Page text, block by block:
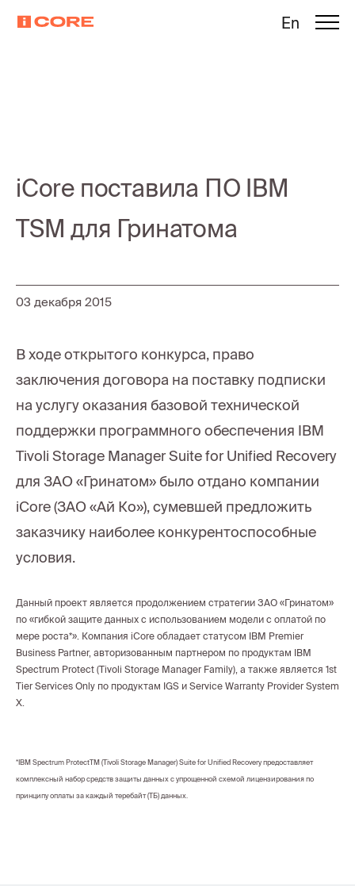
En
iCore поставила ПО IBM
TSM для Гринатома
03 декабря 2015
В ходе открытого конкурса, право
заключения договора на поставку подписки
на услугу оказания базовой технической
поддержки программного обеспечения IBM
Tivoli Storage Manager Suite for Unified Recovery
для ЗАО «Гринатом» было отдано компании
iCore (ЗАО «Ай Ко»), сумевшей предложить
заказчику наиболее конкурентоспособные
условия.
Данный проект является продолжением стратегии ЗАО «Гринатом»
по «гибкой защите данных с использованием модели с оплатой по
мере роста*». Компания iCore обладает статусом IBM Premier
Business Partner, авторизованным партнером по продуктам IBM
Spectrum Protect (Tivoli Storage Manager Family), а также является 1st
Tier Services Only по продуктам IGS и Service Warranty Provider System
X.
*IBM Spectrum ProtectTM (Tivoli Storage Manager) Suite for Unified Recovery предоставляет
комплексный набор средств защиты данных с упрощенной схемой лицензирования по
принципу оплаты за каждый теребайт (ТБ) данных.